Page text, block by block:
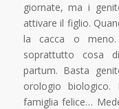
giornate, ma i
attivare il figlio.
la cacca o meno.
soprattutto cosa
partum. Basta
orologio
famiglia felice…